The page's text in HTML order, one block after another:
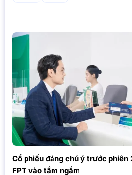
Cổ phiếu đáng chú ý trước phiên
FPT vào tầm ngắm